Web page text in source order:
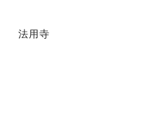
法用寺